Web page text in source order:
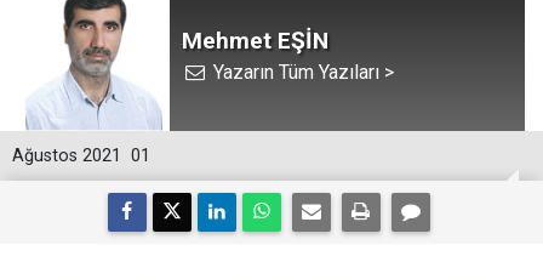
Mehmet EŞİN
Yazarın Tüm Yazıları >
01
Ağustos 2021